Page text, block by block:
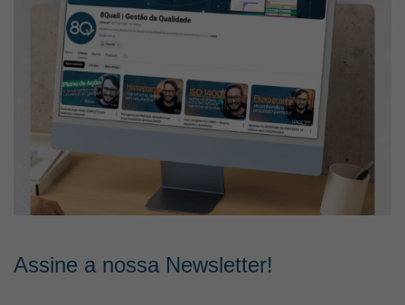
Assine a nossa Newsletter!